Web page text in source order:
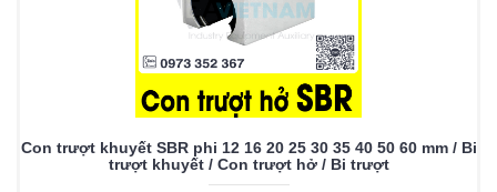
Con trượt khuyết SBR phi 12 16 20 25 30 35 40 50 60 mm / Bi
trượt khuyết / Con trượt hở / Bi trượt